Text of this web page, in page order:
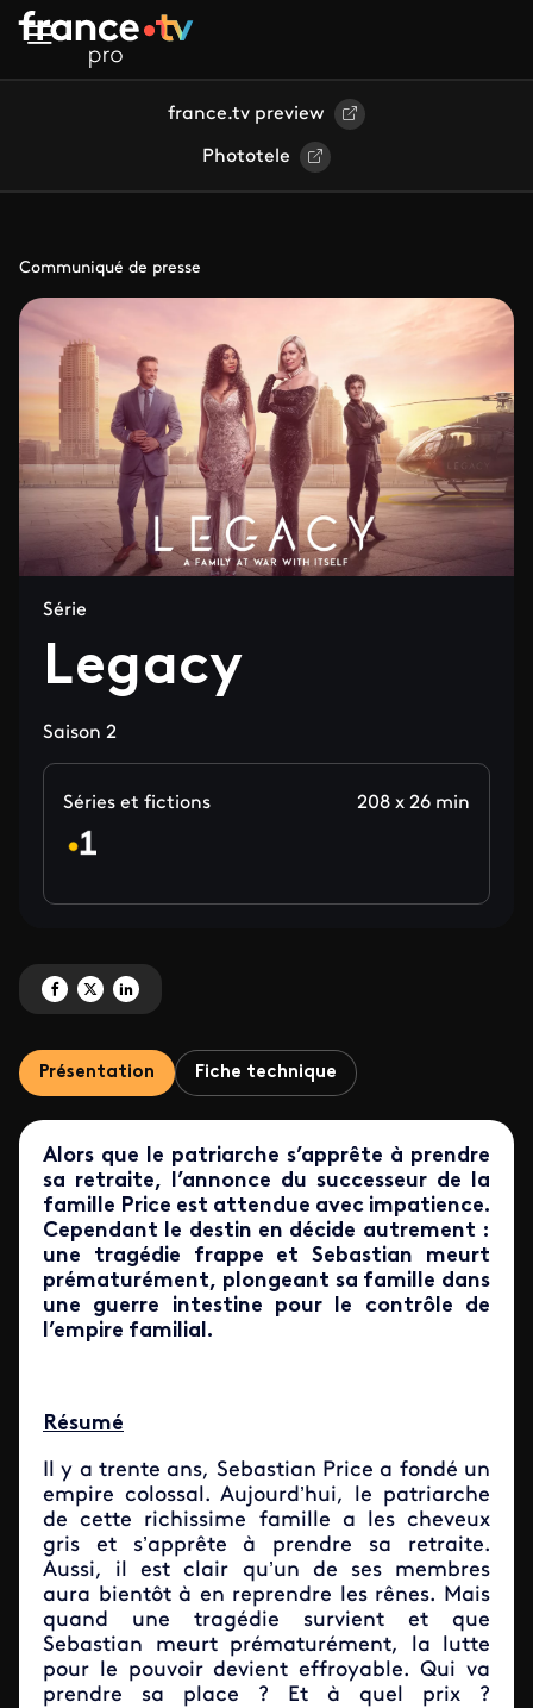
Aller au contenu principal
france.tv preview
Phototele
Communiqué de presse
Série
Legacy
Saison 2
Séries et fictions 208 x 26 min
Partagez 'Legacy' sur Facebook
Partagez 'Legacy' sur X
Partagez 'Legacy' sur LinkedIn
Présentation Fiche technique
Alors que le patriarche s’apprête à prendre
sa retraite, l’annonce du successeur de la
famille Price est attendue avec impatience.
Cependant le destin en décide autrement :
une tragédie frappe et Sebastian meurt
prématurément, plongeant sa famille dans
une guerre intestine pour le contrôle de
l’empire familial.
Résumé
Il y a trente ans, Sebastian Price a fondé un
empire colossal. Aujourd’hui, le patriarche
de cette richissime famille a les cheveux
gris et s’apprête à prendre sa retraite.
Aussi, il est clair qu’un de ses membres
aura bientôt à en reprendre les rênes. Mais
quand une tragédie survient et que
Sebastian meurt prématurément, la lutte
pour le pouvoir devient effroyable. Qui va
prendre sa place ? Et à quel prix ?